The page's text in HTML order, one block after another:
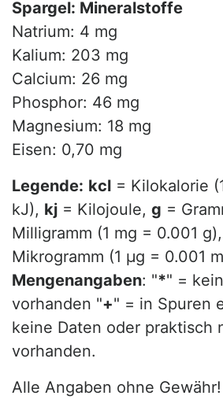
Spargel: Mineralstoffe
Natrium: 4 mg
Kalium: 203 mg
Calcium: 26 mg
Phosphor: 46 mg
Magnesium: 18 mg
Eisen: 0,70 mg
Legende: kcl = Kilokalorie
kJ), kj = Kilojoule, g =
Milligramm (1 mg = 0.001 g),
Mikrogramm (1 µg = 0.001
Mengenangaben: "*" =
vorhanden "+" = in Spuren
keine Daten oder praktisch
vorhanden.
Alle Angaben ohne Gewähr!